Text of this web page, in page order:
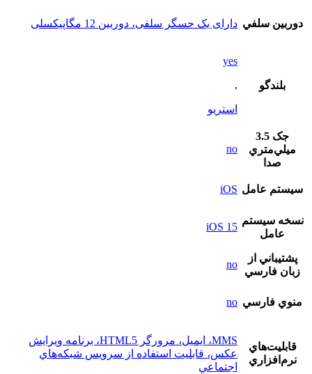
دوربين سلفي دارای یک حسگر سلفی، دوربین 12 مگاپیکسلی
بلندگو
yes
,
استريو
جک 3.5
ميلي‌متري
صدا
no
سيستم عامل iOS
نسخه سيستم
عامل
iOS 15
پشتيباني از
زبان فارسي
no
منوي فارسي no
قابليت‌هاي
نرم‌افزاري
MMS، ايميل، مرورگر HTML5، برنامه ويرايش
عکس، قابليت استفاده از سرويس شبکه‌هاي
اجتماعي